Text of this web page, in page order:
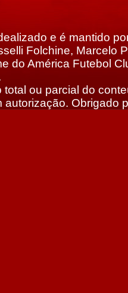
e é mantido
Folchine, Marcelo
do América Futebol
total ou parcial do
autorização. Obrigado